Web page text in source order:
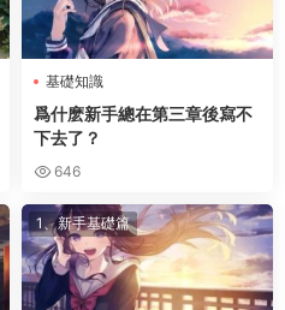
基礎知識
爲什麽新手總在第三章後寫不
下去了？
646
1、新手基礎篇